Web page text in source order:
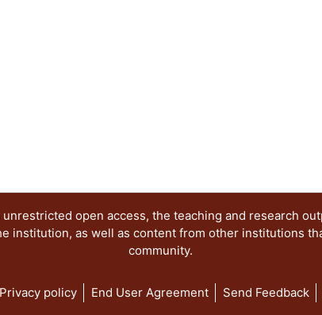
open access, the teaching and research
institution, as well as content from other institutions
community.
Privacy policy End User Agreement Send Feedback